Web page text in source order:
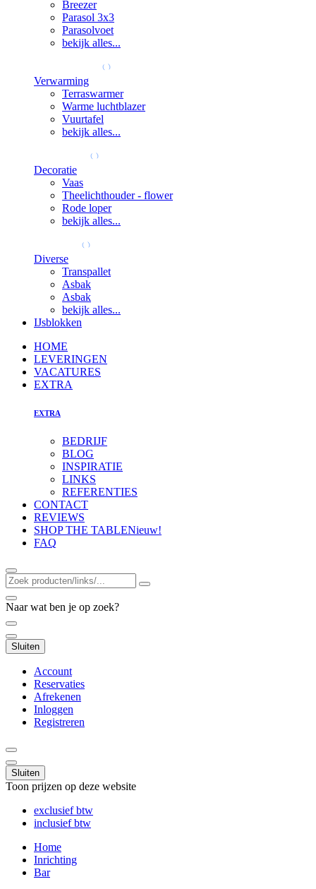
Breezer
Parasol 3x3
Parasolvoet
bekijk alles...
Verwarming
Terraswarmer
Warme luchtblazer
Vuurtafel
bekijk alles...
Decoratie
Vaas
Theelichthouder - flower
Rode loper
bekijk alles...
Diverse
Transpallet
Asbak
Asbak
bekijk alles...
IJsblokken
HOME
LEVERINGEN
VACATURES
EXTRA
EXTRA
BEDRIJF
BLOG
INSPIRATIE
LINKS
REFERENTIES
CONTACT
REVIEWS
SHOP THE TABLENieuw!
FAQ
Naar wat ben je op zoek?
Sluiten
Account
Reservaties
Afrekenen
Inloggen
Registreren
Sluiten
Toon prijzen op deze website
exclusief btw
inclusief btw
Home
Inrichting
Bar